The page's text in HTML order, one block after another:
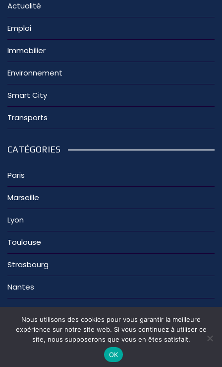
Actualité
Emploi
Immobilier
Environnement
Smart City
Transports
CATÉGORIES
Paris
Marseille
Lyon
Toulouse
Strasbourg
Nantes
La rédaction Nous contacter
Mentions légales
Politique de confidentialité
Nous utilisons des cookies pour vous garantir la meilleure
expérience sur notre site web. Si vous continuez à utiliser ce
site, nous supposerons que vous en êtes satisfait.
OK